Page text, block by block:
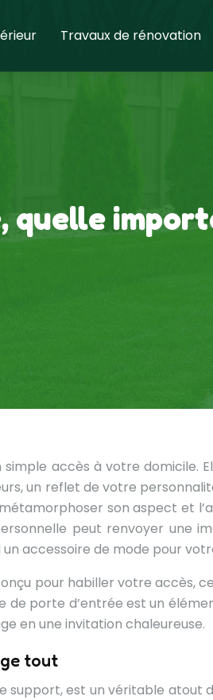
Travaux de rénovation
quelle
accès à votre domicile.
un reflet de votre
son aspect et
peut renvoyer une
accessoire de mode pour
pour habiller votre accès,
de porte d’entrée est un
en une invitation chaleureuse.
tout
support, est un véritable atout